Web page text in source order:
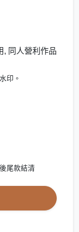
, 同人營利作品
印。
尾款結清